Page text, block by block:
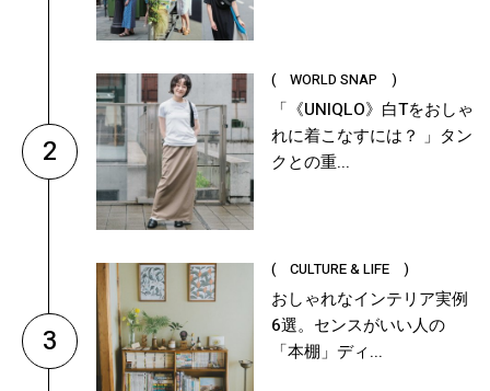
2
( WORLD SNAP )
「《UNIQLO》白Tをおしゃ
れに着こなすには？ 」タン
クとの重...
3
( CULTURE & LIFE )
おしゃれなインテリア実例
6選。センスがいい人の
「本棚」ディ...